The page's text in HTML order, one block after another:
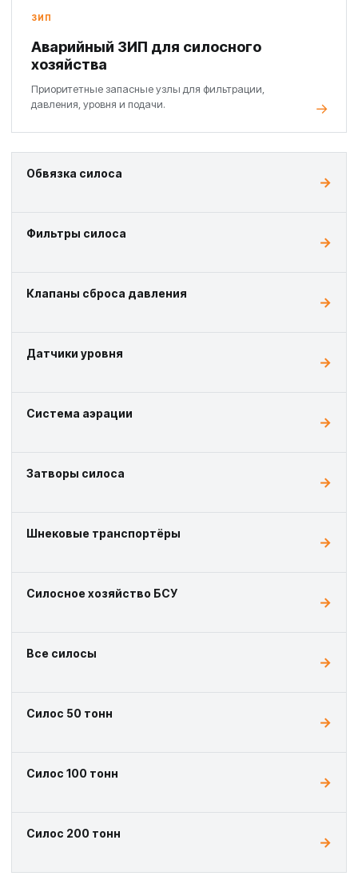
ЗИП
Аварийный ЗИП для силосного
хозяйства
Приоритетные запасные узлы для фильтрации,
давления, уровня и подачи.
Обвязка силоса
Фильтры силоса
Клапаны сброса давления
Датчики уровня
Система аэрации
Затворы силоса
Шнековые транспортёры
Силосное хозяйство БСУ
Все силосы
Силос 50 тонн
Силос 100 тонн
Силос 200 тонн